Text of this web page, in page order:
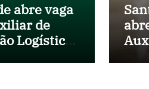
abre vaga
de
Logística